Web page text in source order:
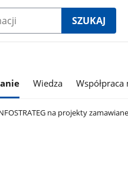
SZUKAJ
Wiedza
na projekty zamawiane